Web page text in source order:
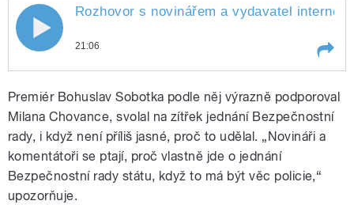
Rozhovor s novinářem a vydavatel
21:06
internetového deníku The Fleet Sheet
Erikem Bestem o kauze České pošty a také
o výběrovém řízení na nového
provozovatele mýtného systému v Česku.
Moderuje Helena Šulcová.
Premiér Bohuslav Sobotka podle něj výrazně podporoval
Milana Chovance, svolal na zítřek jednání Bezpečnostní
rady, i když není příliš jasné, proč to udělal. „Novináři a
komentátoři se ptají, proč vlastně jde o jednání
Bezpečnostní rady státu, když to má být věc policie,“
upozorňuje.